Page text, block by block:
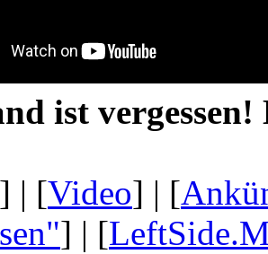
ist
] | [Video] | [
] | [